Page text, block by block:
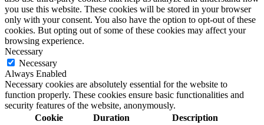
you use this website. These cookies will be stored in your browser
only with your consent. You also have the option to opt-out of these
cookies. But opting out of some of these cookies may affect your
browsing experience.
Necessary
Necessary
Always Enabled
Necessary cookies are absolutely essential for the website to
function properly. These cookies ensure basic functionalities and
security features of the website, anonymously.
Cookie
Duration Description